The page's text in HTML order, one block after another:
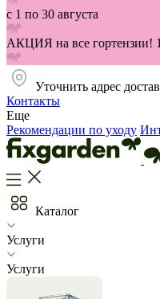
с 1 по 30 августа
АКЦИЯ на все гортензии!
Уточнить адрес
Контакты
Еще
Рекомендации по уходу
Каталог
Услуги
Услуги